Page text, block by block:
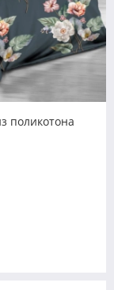
поликотона